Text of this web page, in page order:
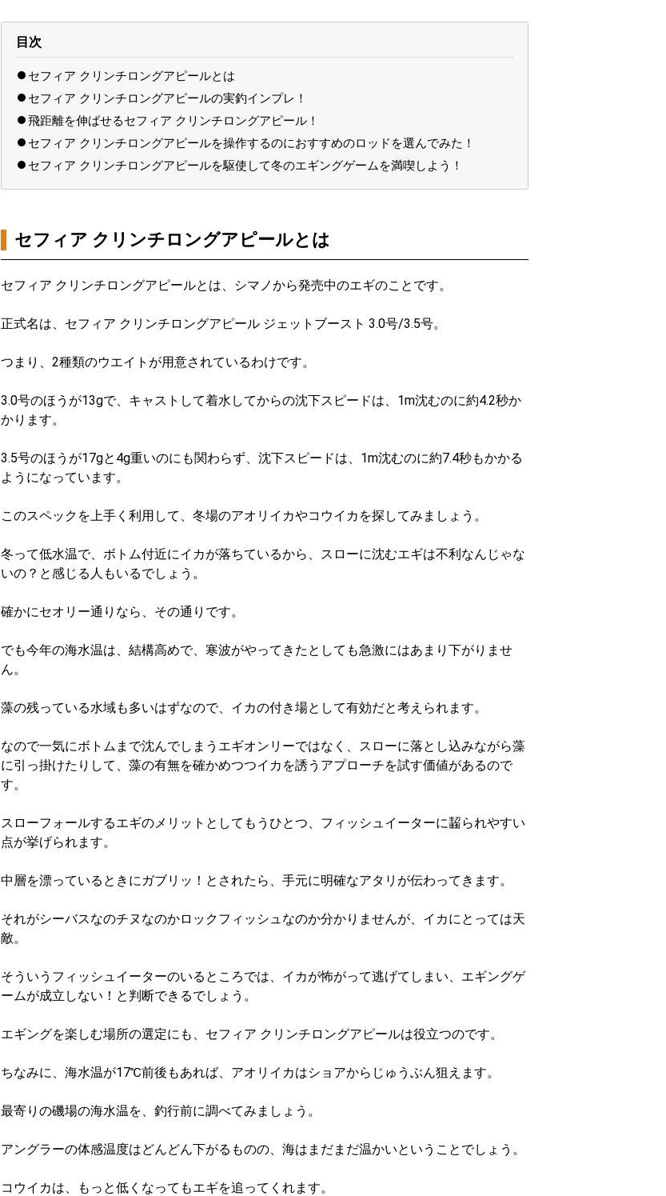
目次
セフィア クリンチロングアピールとは
セフィア クリンチロングアピールの実釣インプレ！
飛距離を伸ばせるセフィア クリンチロングアピール！
セフィア クリンチロングアピールを操作するのにおすすめのロッドを選んでみた！
セフィア クリンチロングアピールを駆使して冬のエギングゲームを満喫しよう！
セフィア クリンチロングアピールとは
セフィア クリンチロングアピールとは、シマノから発売中のエギのことです。
正式名は、セフィア クリンチロングアピール ジェットブースト 3.0号/3.5号。
つまり、2種類のウエイトが用意されているわけです。
3.0号のほうが13gで、キャストして着水してからの沈下スピードは、1m沈むのに約4.2秒か
かります。
3.5号のほうが17gと4g重いのにも関わらず、沈下スピードは、1m沈むのに約7.4秒もかかる
ようになっています。
このスペックを上手く利用して、冬場のアオリイカやコウイカを探してみましょう。
冬って低水温で、ボトム付近にイカが落ちているから、スローに沈むエギは不利なんじゃな
いの？と感じる人もいるでしょう。
確かにセオリー通りなら、その通りです。
でも今年の海水温は、結構高めで、寒波がやってきたとしても急激にはあまり下がりませ
ん。
藻の残っている水域も多いはずなので、イカの付き場として有効だと考えられます。
なので一気にボトムまで沈んでしまうエギオンリーではなく、スローに落とし込みながら藻
に引っ掛けたりして、藻の有無を確かめつつイカを誘うアプローチを試す価値があるので
す。
スローフォールするエギのメリットとしてもうひとつ、フィッシュイーターに齧られやすい
点が挙げられます。
中層を漂っているときにガブリッ！とされたら、手元に明確なアタリが伝わってきます。
それがシーバスなのチヌなのかロックフィッシュなのか分かりませんが、イカにとっては天
敵。
そういうフィッシュイーターのいるところでは、イカが怖がって逃げてしまい、エギングゲ
ームが成立しない！と判断できるでしょう。
エギングを楽しむ場所の選定にも、セフィア クリンチロングアピールは役立つのです。
ちなみに、海水温が17℃前後もあれば、アオリイカはショアからじゅうぶん狙えます。
最寄りの磯場の海水温を、釣行前に調べてみましょう。
アングラーの体感温度はどんどん下がるものの、海はまだまだ温かいということでしょう。
コウイカは、もっと低くなってもエギを追ってくれます。